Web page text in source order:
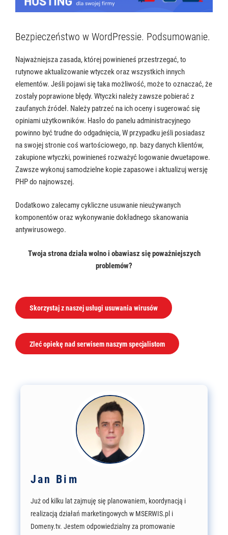
Bezpieczeństwo w WordPressie. Podsumowanie.
Najważniejsza zasada, której powinieneś przestrzegać, to
rutynowe aktualizowanie wtyczek oraz wszystkich innych
elementów. Jeśli pojawi się taka możliwość, może to oznaczać, że
zostały poprawione błędy. Wtyczki należy zawsze pobierać z
zaufanych źródeł. Należy patrzeć na ich oceny i sugerować się
opiniami użytkowników. Hasło do panelu administracyjnego
powinno być trudne do odgadnięcia, W przypadku jeśli posiadasz
na swojej stronie coś wartościowego, np. bazy danych klientów,
zakupione wtyczki, powinieneś rozważyć logowanie dwuetapowe.
Zawsze wykonuj samodzielne kopie zapasowe i aktualizuj wersję
PHP do najnowszej.
Dodatkowo zalecamy cykliczne usuwanie nieużywanych
komponentów oraz wykonywanie dokładnego skanowania
antywirusowego.
Twoja strona działa wolno i obawiasz się poważniejszych
problemów?
Skorzystaj z naszej usługi usuwania wirusów
Zleć opiekę nad serwisem naszym specjalistom
Jan Bim
Już od kilku lat zajmuję się planowaniem, koordynacją i
realizacją działań marketingowych w MSERWIS.pl i
Domeny.tv. Jestem odpowiedzialny za promowanie